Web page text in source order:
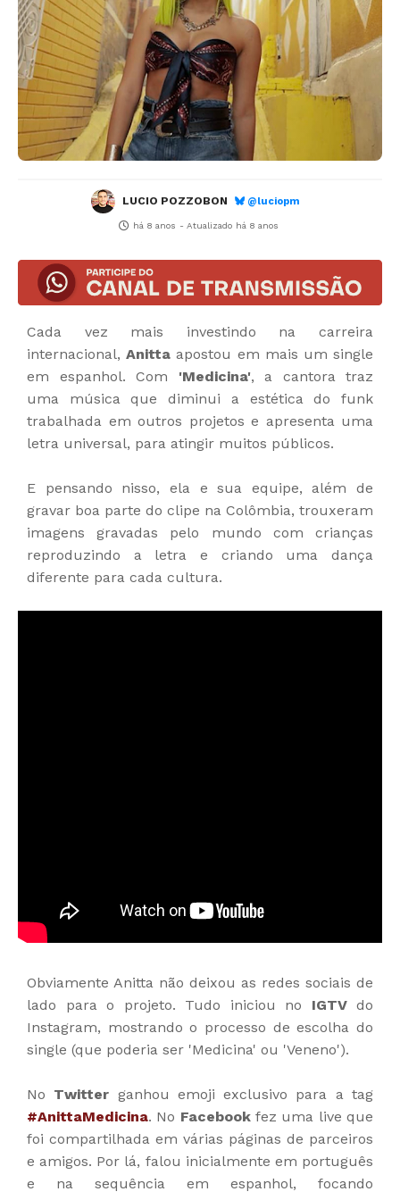
LUCIO POZZOBON @luciopm
há 8 anos - Atualizado há 8 anos
Cada vez mais investindo na carreira
internacional,Anitta apostou em mais um single
em espanhol. Com 'Medicina', a cantora traz
uma música que diminui a estética do funk
trabalhada em outros projetos e apresenta uma
letra universal, para atingir muitos públicos.
E pensando nisso, ela e sua equipe, além de
gravar boa parte do clipe na Colômbia, trouxeram
imagens gravadas pelo mundo com crianças
reproduzindo a letra e criando uma dança
diferente para cada cultura.
Obviamente Anitta não deixou as redes sociais de
lado para o projeto. Tudo iniciou no IGTVdo
Instagram, mostrando o processo de escolha do
single (que poderia ser 'Medicina' ou 'Veneno').
No Twitter ganhou emoji exclusivo para a tag
#AnittaMedicina. No Facebookfez uma live que
foi compartilhada em várias páginas de parceiros
e amigos. Por lá, falou inicialmente em português
e na sequência em espanhol, focando